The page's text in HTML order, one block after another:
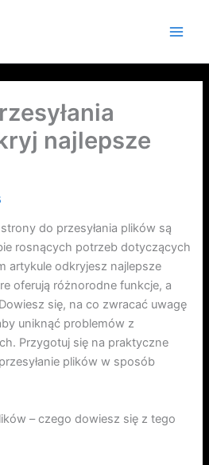
najlepsze
do przesyłania plików są
rosnących potrzeb dotyczących
artykule odkryjesz najlepsze
oferują różnorodne funkcje, a
się, na co zwracać uwagę
uniknąć problemów z
Przygotuj się na praktyczne
plików w sposób
– czego dowiesz się z tego